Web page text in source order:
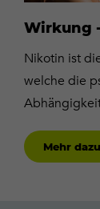
Wirkung
Nikotin ist
welche die
Mehr dazu